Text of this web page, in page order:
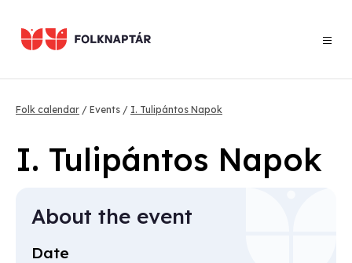
main
content
Breadcrumb
Folk calendar Events I. Tulipántos Napok
I. Tulipántos Napok
About the event
Date